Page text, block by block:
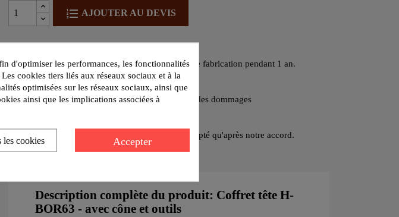
AJOUTER AU DEVIS
Nos produits sont garantis contre tout vice de fabrication pendant 1 an.
Politique de livraison
Un retard de livraison ne peut donner lieu à des dommages
Tout retour de marchandise ne peut être accepté qu'après notre accord.
Description complète du produit: Coffret tête H-
BOR63 - avec cône et outils
d'optimiser les performances, les fonctionnalités
cookies tiers liés aux réseaux sociaux et à la
optimisées sur les réseaux sociaux, ainsi que
ainsi que les implications associées à
Accepter
les cookies